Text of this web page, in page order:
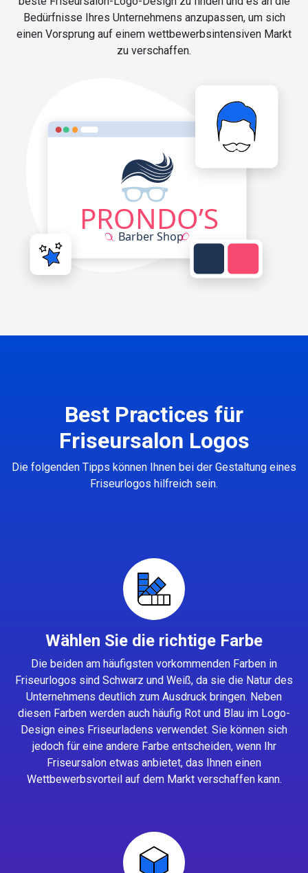
Bedürfnisse Ihres Unternehmens anzupassen, um sich
einen Vorsprung auf einem wettbewerbsintensiven Markt
zu verschaffen.
Best Practices für
Friseursalon Logos
Die folgenden Tipps können Ihnen bei der Gestaltung eines
Friseurlogos hilfreich sein.
Wählen Sie die richtige Farbe
Die beiden am häufigsten vorkommenden Farben in
Friseurlogos sind Schwarz und Weiß, da sie die Natur des
Unternehmens deutlich zum Ausdruck bringen. Neben
diesen Farben werden auch häufig Rot und Blau im Logo-
Design eines Friseurladens verwendet. Sie können sich
jedoch für eine andere Farbe entscheiden, wenn Ihr
Friseursalon etwas anbietet, das Ihnen einen
Wettbewerbsvorteil auf dem Markt verschaffen kann.